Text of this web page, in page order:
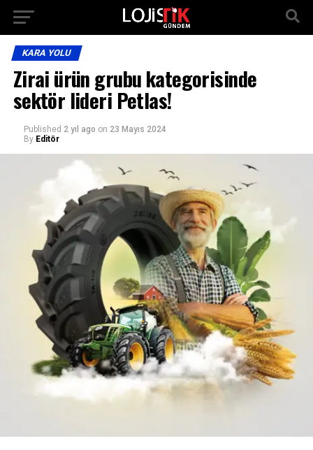
KARA YOLU
Zirai ürün grubu kategorisinde
sektör lideri Petlas!
Published 2 yıl ago on 23 Mayıs 2024
By Editör